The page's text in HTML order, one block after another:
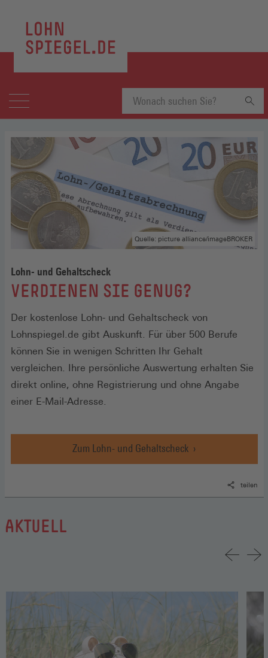
Suchbegriff
eingeben
Lohn- und Gehaltscheck
:
VERDIENEN SIE GENUG?
Der kostenlose Lohn- und Gehaltscheck von
Lohnspiegel.de gibt Auskunft. Für über 500 Berufe
können Sie in wenigen Schritten Ihr Gehalt
vergleichen. Ihre persönliche Auswertung erhalten Sie
direkt online, ohne Registrierung und ohne Angabe
einer E-Mail-Adresse.
Quelle: picture alliance/imageBROKER
Zum Lohn- und Gehaltscheck
teilen
AKTUELL